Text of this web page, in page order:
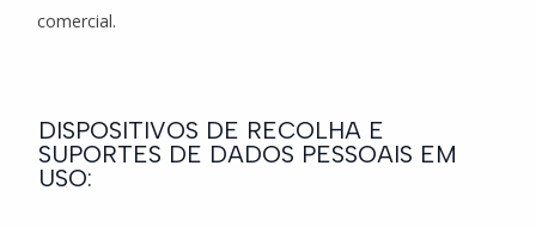
comercial.
DISPOSITIVOS DE RECOLHA E
SUPORTES DE DADOS PESSOAIS EM
USO: